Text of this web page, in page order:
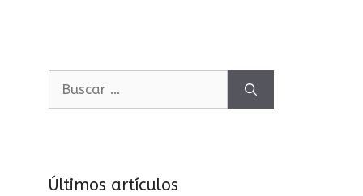
Últimos artículos